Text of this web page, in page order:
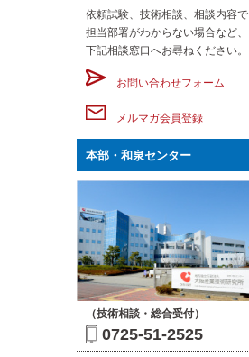
依頼試験、技術相談、相談内容で
担当部署がわからない場合など、
下記相談窓口へお尋ねください。
お問い合わせフォーム
メルマガ会員登録
本部・和泉センター
（技術相談・総合受付）
0725-51-2525